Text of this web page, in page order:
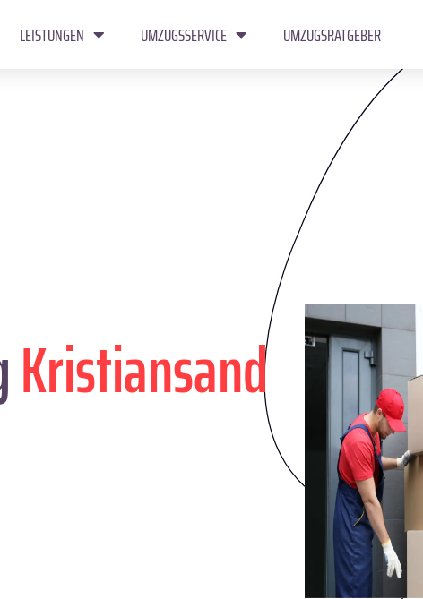
LEISTUNGEN UMZUGSSERVICE UMZUGSRATGEBER
Kristiansand